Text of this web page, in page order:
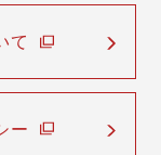
て
ー